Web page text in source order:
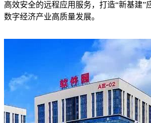
高效安全的远程应用服务，打造“新基建”
数字经济产业高质量发展。